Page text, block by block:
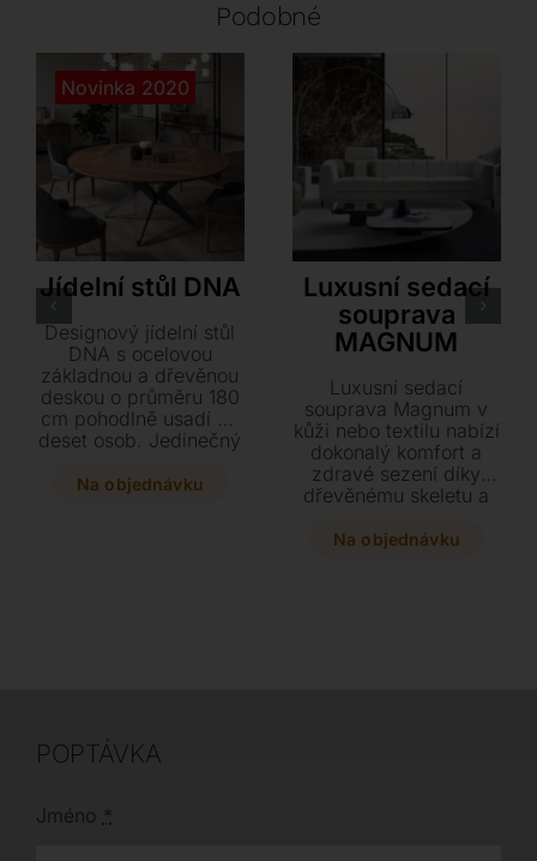
Podobné
Novinka 2020
Jídelní stůl DNA
Designový jídelní stůl
DNA s ocelovou
základnou a dřevěnou
deskou o průměru 180
cm pohodlně usadí až
deset osob. Jedinečný
zajišťuje keramický
Na objednávku
Innova – Estro Milano
Luxusní sedací
souprava
MAGNUM
Luxusní sedací
souprava Magnum v
kůži nebo textilu nabízí
dokonalý komfort a
zdravé sezení díky
dřevěnému skeletu a
Vyberte si z bohaté
Na objednávku
POPTÁVKA
Jméno *